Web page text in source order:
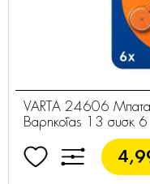
VARTA 24606
Βαρηκοΐας 13 συσκ 6